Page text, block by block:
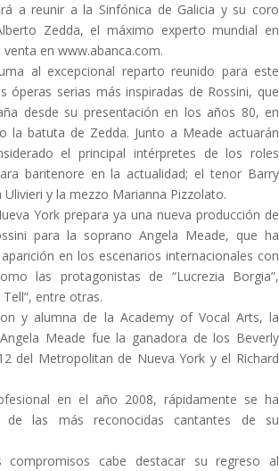
a reunir a la Sinfónica de Galicia y su coro
Zedda, el máximo experto mundial en
en www.abanca.com.
al excepcional reparto reunido para este
óperas serias más inspiradas de Rossini, que
desde su presentación en los años 80, en
la batuta de Zedda. Junto a Meade actuarán
el principal intérpretes de los roles
baritenore en la actualidad; el tenor Barry
y la mezzo Marianna Pizzolato.
York prepara ya una nueva producción de
para la soprano Angela Meade, que ha
en los escenarios internacionales con
las protagonistas de “Lucrezia Borgia”,
entre otras.
y alumna de la Academy of Vocal Arts, la
Meade fue la ganadora de los Beverly
del Metropolitan de Nueva York y el Richard
en el año 2008, rápidamente se ha
las más reconocidas cantantes de su
compromisos cabe destacar su regreso al